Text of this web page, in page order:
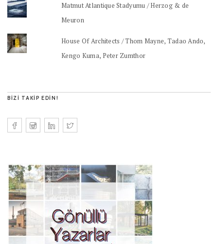
Matmut Atlantique Stadyumu / Herzog & de
Meuron
House Of Architects / Thom Mayne, Tadao Ando,
Kengo Kuma, Peter Zumthor
BIZI TAKIP EDIN!